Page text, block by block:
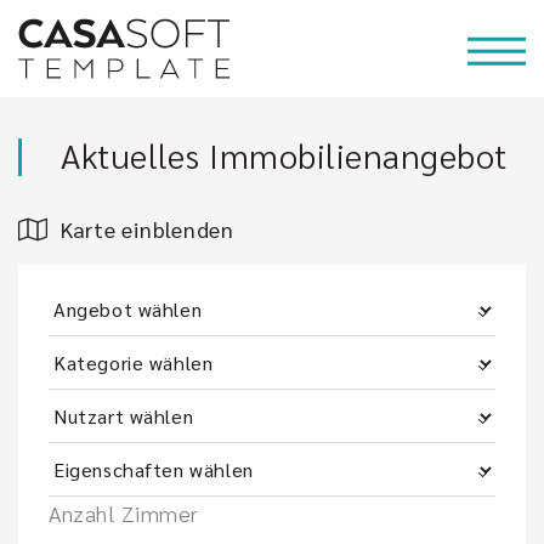
Aktuelles Immobilienangebot
Karte einblenden
Anzahl Zimmer